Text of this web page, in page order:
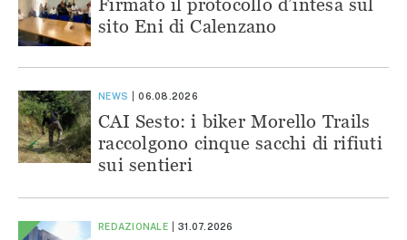
Firmato il protocollo d’intesa sul
sito Eni di Calenzano
NEWS 06.08.2026
CAI Sesto: i biker Morello Trails
raccolgono cinque sacchi di rifiuti
sui sentieri
REDAZIONALE 31.07.2026